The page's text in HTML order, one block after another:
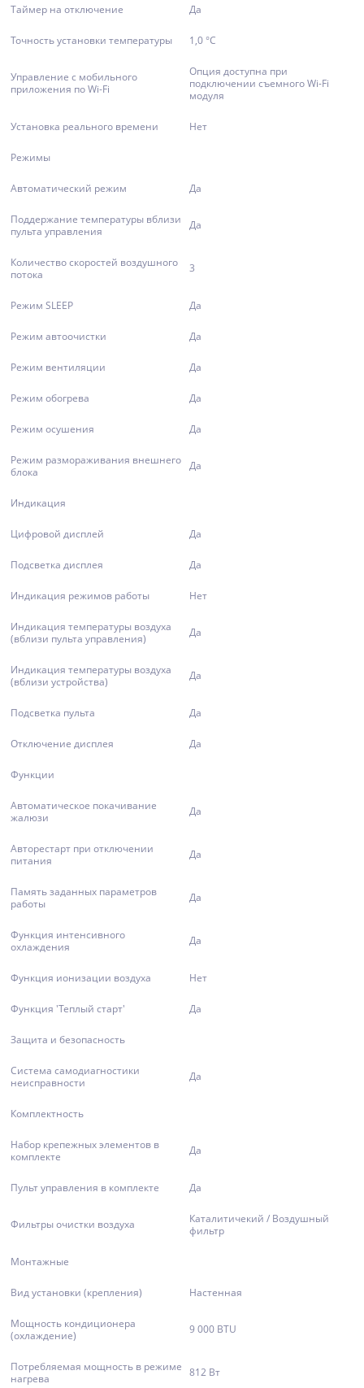
Таймер на отключение Да
Точность установки температуры 1,0 °С
Управление c мобильного
приложения по Wi-Fi
Опция доступна при
подключении съемного Wi-Fi
модуля
Установка реального времени Нет
Режимы
Автоматический режим Да
Поддержание температуры вблизи
пульта управления
Да
Количество скоростей воздушного
потока
3
Режим SLEEP Да
Режим автоочистки Да
Режим вентиляции Да
Режим обогрева Да
Режим осушения Да
Режим размораживания внешнего
блока
Да
Индикация
Цифровой дисплей Да
Подсветка дисплея Да
Индикация режимов работы Нет
Индикация температуры воздуха
(вблизи пульта управления)
Да
Индикация температуры воздуха
(вблизи устройства)
Да
Подсветка пульта Да
Отключение дисплея Да
Функции
Автоматическое покачивание
жалюзи
Да
Авторестарт при отключении
питания
Да
Память заданных параметров
работы
Да
Функция интенсивного
охлаждения
Да
Функция ионизации воздуха Нет
Функция 'Теплый старт' Да
Защита и безопасность
Система самодиагностики
неисправности
Да
Комплектность
Набор крепежных элементов в
комплекте
Да
Пульт управления в комплекте Да
Фильтры очистки воздуха
Каталитичекий / Воздушный
фильтр
Монтажные
Вид установки (крепления) Настенная
Мощность кондиционера
(охлаждение)
9 000 BTU
Потребляемая мощность в режиме
нагрева
812 Вт